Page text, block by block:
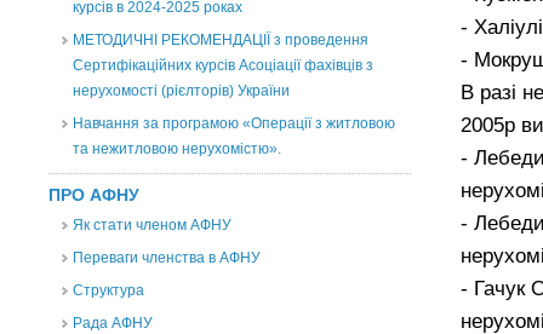
курсів в 2024-2025 роках
МЕТОДИЧНІ РЕКОМЕНДАЦІЇ з проведення
Сертифікаційних курсів Асоціації фахівців з
нерухомості (рієлторів) України
Навчання за програмою «Операції з житловою
та нежитловою нерухомістю».
ПРО АФНУ
Як стати членом АФНУ
Переваги членства в АФНУ
Структура
Рада АФНУ
-
-
В разі
2005р
-
-
- Гачук